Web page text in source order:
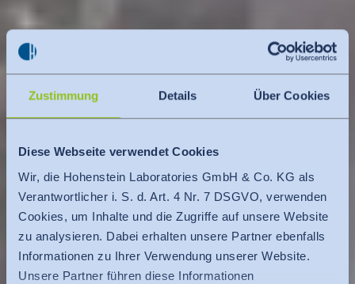
Zustimmung Details Über Cookies
Diese Webseite verwendet Cookies
Wir, die Hohenstein Laboratories GmbH & Co. KG als
Verantwortlicher i. S. d. Art. 4 Nr. 7 DSGVO, verwenden
Cookies, um Inhalte und die Zugriffe auf unsere Website
zu analysieren. Dabei erhalten unsere Partner ebenfalls
Informationen zu Ihrer Verwendung unserer Website.
Unsere Partner führen diese Informationen